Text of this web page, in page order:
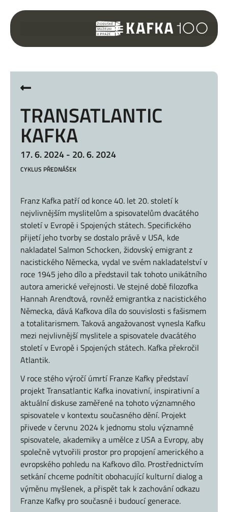
TRANSATLANTIC
KAFKA
17. 6. 2024 - 20. 6. 2024
CYKLUS PŘEDNÁŠEK
Franz Kafka patří od konce 40. let 20. století k
nejvlivnějším myslitelům a spisovatelům dvacátého
století v Evropě i Spojených státech. Specifického
přijetí jeho tvorby se dostalo právě v USA, kde
nakladatel Salmon Schocken, židovský emigrant z
nacistického Německa, vydal ve svém nakladatelství v
roce 1945 jeho dílo a představil tak tohoto unikátního
autora americké veřejnosti. Ve stejné době filozofka
Hannah Arendtová, rovněž emigrantka z nacistického
Německa, dává Kafkova díla do souvislosti s fašismem
a totalitarismem. Taková angažovanost vynesla Kafku
mezi nejvlivnější myslitele a spisovatele dvacátého
století v Evropě i Spojených státech. Kafka překročil
Atlantik.
V roce stého výročí úmrtí Franze Kafky představí
projekt Transatlantic Kafka inovativní, inspirativní a
aktuální diskuse zaměřené na tohoto významného
spisovatele v kontextu současného dění. Projekt
přivede v červnu 2024 k jednomu stolu významné
spisovatele, akademiky a umělce z USA a Evropy, aby
společně vytvořili prostor pro propojení amerického a
evropského pohledu na Kafkovo dílo. Prostřednictvím
setkání chceme podnítit obohacující kulturní dialog a
výměnu myšlenek, a přispět tak k zachování odkazu
Franze Kafky pro současné i budoucí generace.